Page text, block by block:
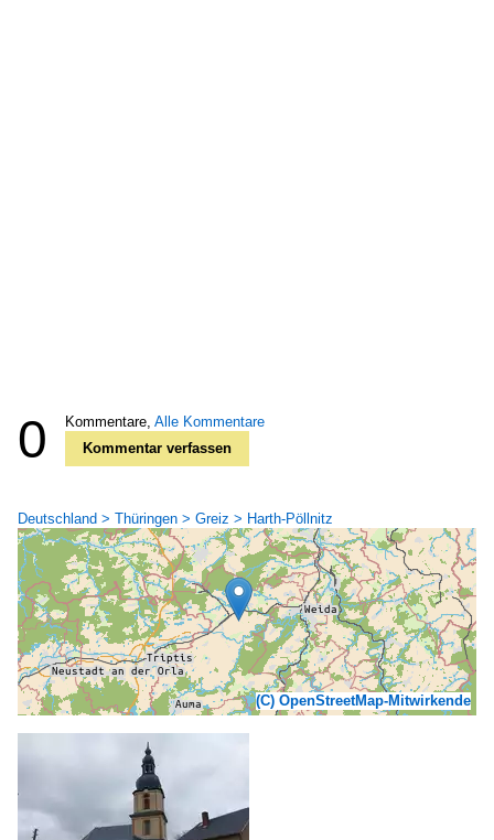
0 Kommentare, Alle Kommentare
Kommentar verfassen
Deutschland > Thüringen > Greiz > Harth-Pöllnitz
(C) OpenStreetMap-Mitwirkende